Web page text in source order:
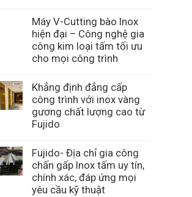
Máy V-Cutting bào Inox
hiện đại – Công nghệ gia
công kim loại tấm tối ưu
cho mọi công trình
Khẳng định đẳng cấp
công trình với inox vàng
gương chất lượng cao từ
Fujido
Fujido- Địa chỉ gia công
chấn gấp Inox tấm uy tín,
chính xác, đáp ứng mọi
yêu cầu kỹ thuật